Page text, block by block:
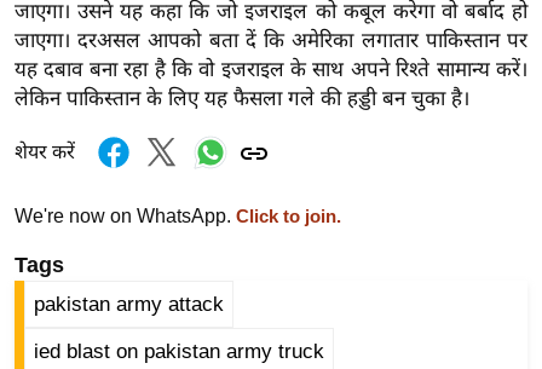
वु
ड
हॉ
ली
वु
फि
स
मी
क्षा
जाएगा। उसने यह कहा कि जो इजराइल को कबूल करेगा वो बर्बाद हो
जाएगा। दरअसल आपको बता दें कि अमेरिका लगातार पाकिस्तान पर
यह दबाव बना रहा है कि वो इजराइल के साथ अपने रिश्ते सामान्य करें।
लेकिन पाकिस्तान के लिए यह फैसला गले की हड्डी बन चुका है।
शेयर करें
We're now on WhatsApp. Click to join.
Tags
pakistan army attack
ied blast on pakistan army truck